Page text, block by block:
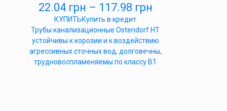
22.04 грн – 117.98 грн
КУПИТЬКупить в кредит
Трубы канализационные Ostendorf HT
устойчивы к корозии и к воздействию
агрессивных сточных вод, долговечны,
трудновоспламеняемы по классу B1